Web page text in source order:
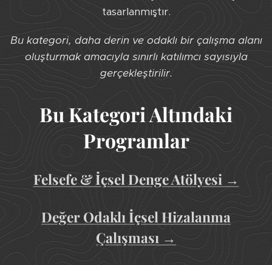
tasarlanmıştır.
Bu kategori,daha derin ve odaklı bir çalışma alanı
oluşturmak amacıyla sınırlı katılımcı sayısıyla
gerçekleştirilir.
Bu Kategori Altındaki
Programlar
Felsefe & İçsel Denge Atölyesi →
Değer Odaklı İçsel Hizalanma
Çalışması →